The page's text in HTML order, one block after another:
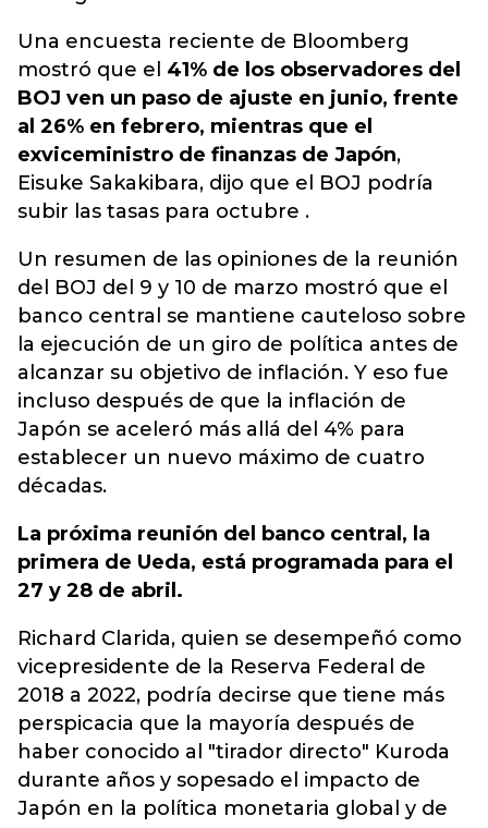
Una encuesta reciente de Bloomberg
mostró que el 41% de los observadores del
BOJ ven un paso de ajuste en junio, frente
al 26% en febrero, mientras que el
exviceministro de finanzas de Japón,
Eisuke Sakakibara, dijo que el BOJ podría
subir las tasas para octubre .
Un resumen de las opiniones de la reunión
del BOJ del 9 y 10 de marzo mostró que el
banco central se mantiene cauteloso sobre
la ejecución de un giro de política antes de
alcanzar su objetivo de inflación. Y eso fue
incluso después de que la inflación de
Japón se aceleró más allá del 4% para
establecer un nuevo máximo de cuatro
décadas.
La próxima reunión del banco central, la
primera de Ueda, está programada para el
27 y 28 de abril.
Richard Clarida, quien se desempeñó como
vicepresidente de la Reserva Federal de
2018 a 2022, podría decirse que tiene más
perspicacia que la mayoría después de
haber conocido al "tirador directo" Kuroda
durante años y sopesado el impacto de
Japón en la política monetaria global y de